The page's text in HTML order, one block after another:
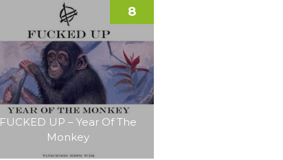
FUCKED UP – Year Of The
Monkey
8